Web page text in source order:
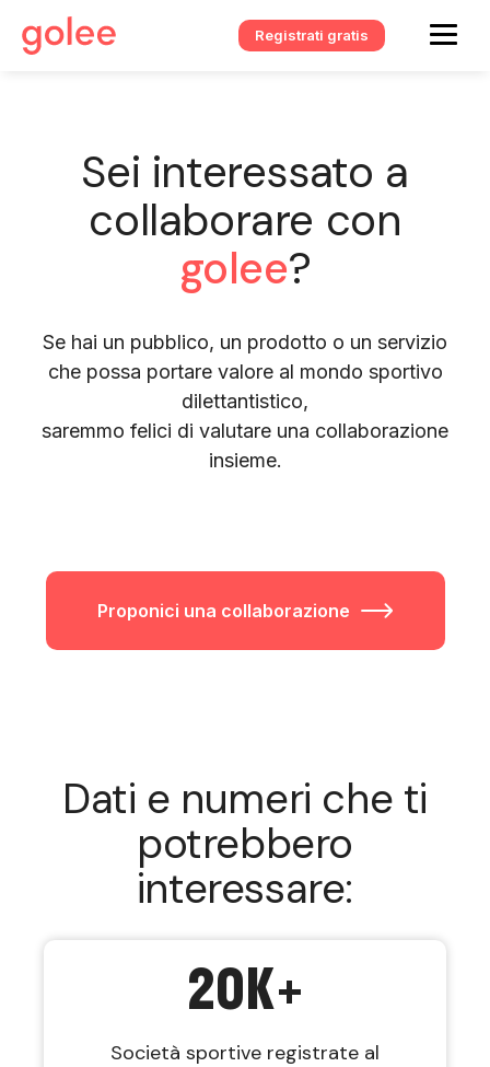
Registrati gratis
Sei interessato a
collaborare con
golee?
Se hai un pubblico, un prodotto o un servizio
che possa portare valore al mondo sportivo
dilettantistico,
saremmo felici di valutare una collaborazione
insieme.
Proponici una collaborazione
Dati e numeri che ti
potrebbero
interessare:
20K+
Società sportive registrate al